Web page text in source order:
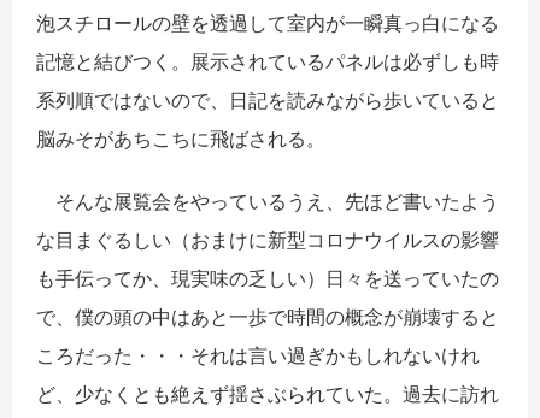
泡スチロールの壁を透過して室内が一瞬真っ白になる
記憶と結びつく。展示されているパネルは必ずしも時
系列順ではないので、日記を読みながら歩いていると
脳みそがあちこちに飛ばされる。
そんな展覧会をやっているうえ、先ほど書いたよう
な目まぐるしい（おまけに新型コロナウイルスの影響
も手伝ってか、現実味の乏しい）日々を送っていたの
で、僕の頭の中はあと一歩で時間の概念が崩壊すると
ころだった・・・それは言い過ぎかもしれないけれ
ど、少なくとも絶えず揺さぶられていた。過去に訪れ